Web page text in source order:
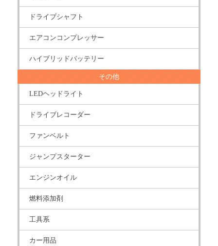
ドライブシャフト
エアコンコンプレッサー
ハイブリッドバッテリー
その他
LEDヘッドライト
ドライブレコーダー
ファンベルト
ジャンプスターター
エンジンオイル
燃料添加剤
工具系
カー用品